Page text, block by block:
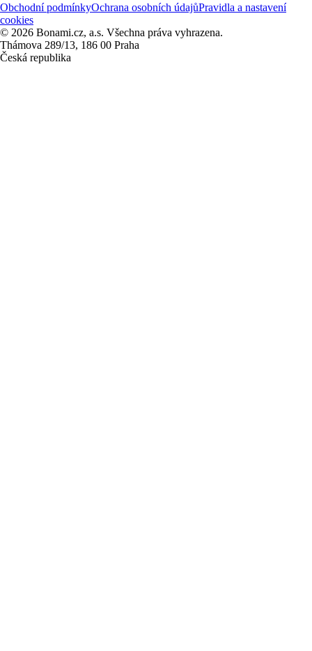
Obchodní podmínkyOchrana osobních údajůPravidla a nastavení
cookies
© 2026 Bonami.cz, a.s. Všechna práva vyhrazena.
Thámova 289/13, 186 00 Praha
Česká republika